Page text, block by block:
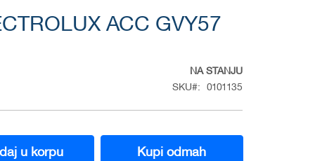
ACC GVY57
NA STANJU
SKU
0101135
u korpu Kupi odmah